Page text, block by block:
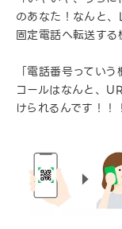
のあなた！なんと
固定電話へ転送する
「電話番号ってい
コールはなんと、
けられるんです！！！